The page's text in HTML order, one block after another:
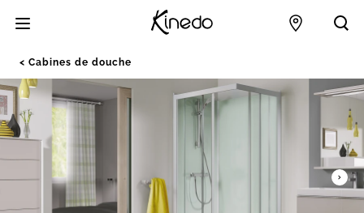
Points de
Cabines de douche